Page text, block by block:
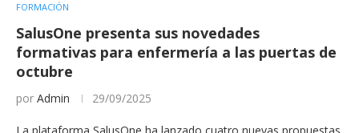
FORMACIÓN
SalusOne presenta sus novedades
formativas para enfermería a las puertas de
octubre
por Admin 29/09/2025